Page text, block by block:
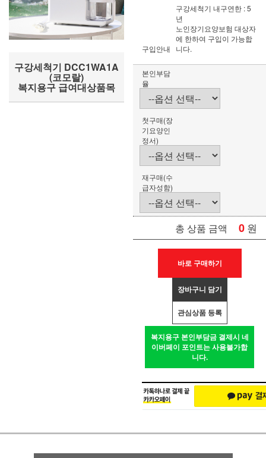
구강세척기 DCC1WA1A
(코모랄)
복지용구 급여대상품목
구입안내
구강세척기 내구연한 : 5
년
노인장기요양보험 대상자
에 한하여 구입이 가능합
니다.
본인부담
율
첫구매(장
기요양인
정서)
재구매(수
급자성함)
총 상품 금액 0 원
바로 구매하기
장바구니 담기
관심상품 등록
복지용구 본인부담금 결제시 네
이버페이 포인트는 사용불가합
니다.